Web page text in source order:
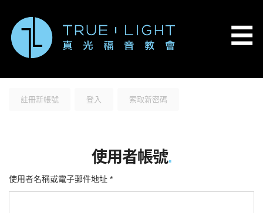
☰
主要索引標籤
註冊新帳號 登入 索取新密碼
使用者帳號.
使用者名稱或電子郵件地址 *